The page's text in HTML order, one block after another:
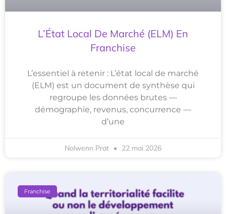
L’État Local De Marché (ELM) En
Franchise
L’essentiel à retenir : L’état local de marché
(ELM) est un document de synthèse qui
regroupe les données brutes —
démographie, revenus, concurrence —
d’une
Nolwenn Prat 22 mai 2026
Franchise